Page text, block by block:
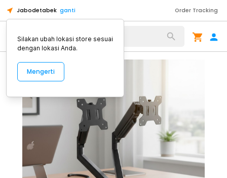
Jabodetabek ganti Order Tracking
Alat Kopi
Silakan ubah lokasi store sesuai
dengan lokasi Anda.
Mengerti